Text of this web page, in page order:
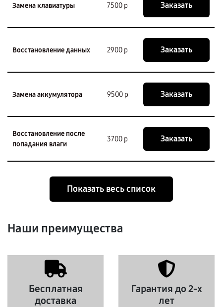
Замена клавиатуры 7500 р Заказать
Восстановление данных 2900 р Заказать
Замена аккумулятора 9500 р Заказать
Восстановление после
попадания влаги
3700 р Заказать
Показать весь список
Наши преимущества
Бесплатная
доставка
Гарантия до 2-х
лет